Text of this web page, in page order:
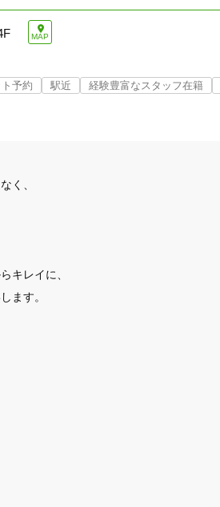
MAP
予約 駅近 経験豊富なスタッフ在籍
く、
キレイに、
ます。